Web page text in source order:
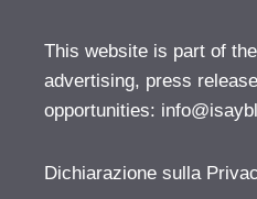
This website is part of
advertising, press
opportunities:
Dichiarazione sulla